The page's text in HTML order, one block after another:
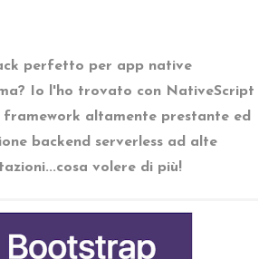
perfetto per app native
Io l'ho trovato con NativeScript
framework altamente prestante ed
backend serverless ad alte
volere di più!